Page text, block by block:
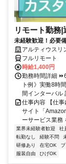
リモート勤務
未経験歓迎！必要
アルティウスリ
フルリモート
時給1,400円
勤務時間詳細
ト例》実働8時
間インターバ
仕事内容 【仕
サイト「
ーサービス業務
業界未経験者歓迎 社
転勤なし
経験不問
研修あり
在宅OK
服装自由
ひげOK